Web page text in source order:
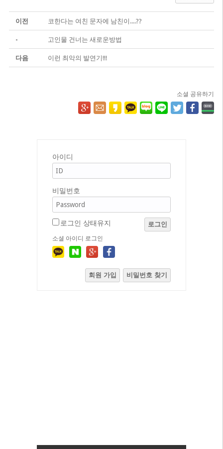
이전 코한다는 여친 문자에 남친이....??
- 고인물 건너는 새로운방법
다음 이런 최악의 발연기!!!
소셜 공유하기
아이디
비밀번호
로그인 상태유지 로그인
소셜 아이디 로그인
회원 가입 비밀번호 찾기